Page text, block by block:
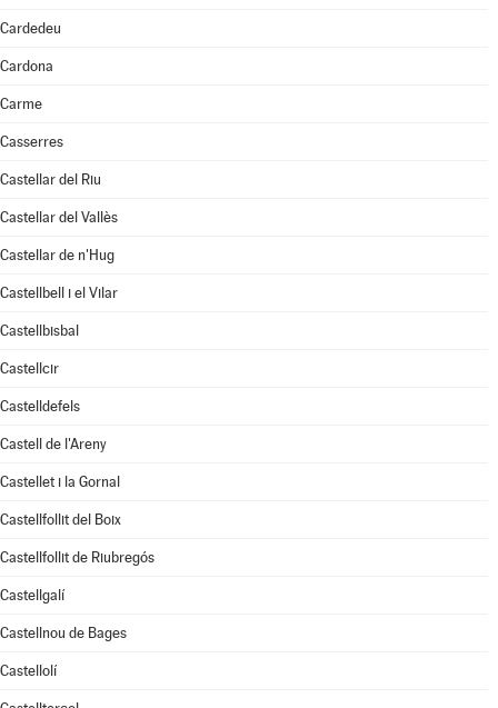
Cardedeu
Cardona
Carme
Casserres
Castellar del Riu
Castellar del Vallès
Castellar de n'Hug
Castellbell i el Vilar
Castellbisbal
Castellcir
Castelldefels
Castell de l'Areny
Castellet i la Gornal
Castellfollit del Boix
Castellfollit de Riubregós
Castellgalí
Castellnou de Bages
Castellolí